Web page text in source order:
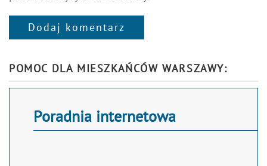
Dodaj komentarz
POMOC DLA MIESZKAŃCÓW WARSZAWY:
Poradnia internetowa